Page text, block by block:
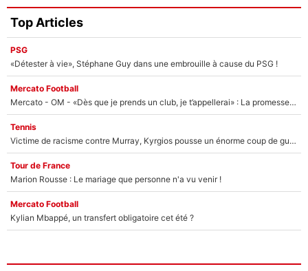
Top Articles
PSG
«Détester à vie», Stéphane Guy dans une embrouille à cause du PSG !
Mercato Football
Mercato - OM - «Dès que je prends un club, je t’appellerai» : La promesse de Marcelino au moment de claquer la porte
Tennis
Victime de racisme contre Murray, Kyrgios pousse un énorme coup de gueule !
Tour de France
Marion Rousse : Le mariage que personne n'a vu venir !
Mercato Football
Kylian Mbappé, un transfert obligatoire cet été ?